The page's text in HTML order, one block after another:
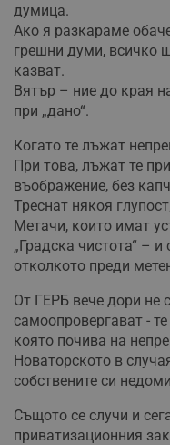
думица.
Ако я разкараме
грешни думи, всичко
казват.
Вятър – ние до края
при „дано“.
Когато те лъжат
При това, лъжат те
въображение, без
Треснат някоя
Метачи, които имат
„Градска чистота“ –
отколкото преди
От ГЕРБ вече дори не
самоопровергават -
която почива на
Новаторското в
собствените си
Същото се случи и
приватизационния